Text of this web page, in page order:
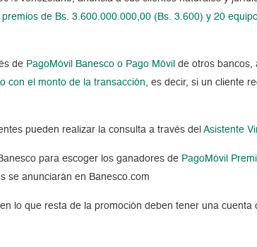
premios de Bs. 3.600.000.000,00 (Bs. 3.600) y 20
de PagoMóvil Banesco o Pago Móvil de otros
con el monto de la transacción , es decir, si un cliente
pueden realizar la consulta a través del Asistente
para escoger los ganadores de PagoMóvil
se anunciarán en Banesco.com
lo que resta de la promoción deben tener una